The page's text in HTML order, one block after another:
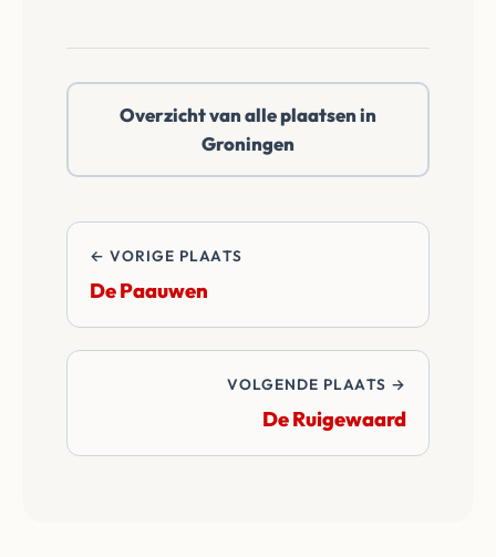
bod.
daarbuiten. Wij
betalen alle
overdrachtskosten
en notariskosten van
Overzicht van alle plaatsen in
Groningen
← VORIGE PLAATS
De Paauwen
VOLGENDE PLAATS →
De Ruigewaard